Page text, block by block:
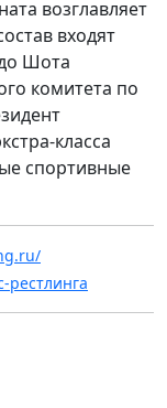
возглавляет
входят
Шота
комитета по
класса
спортивные
рестлинга